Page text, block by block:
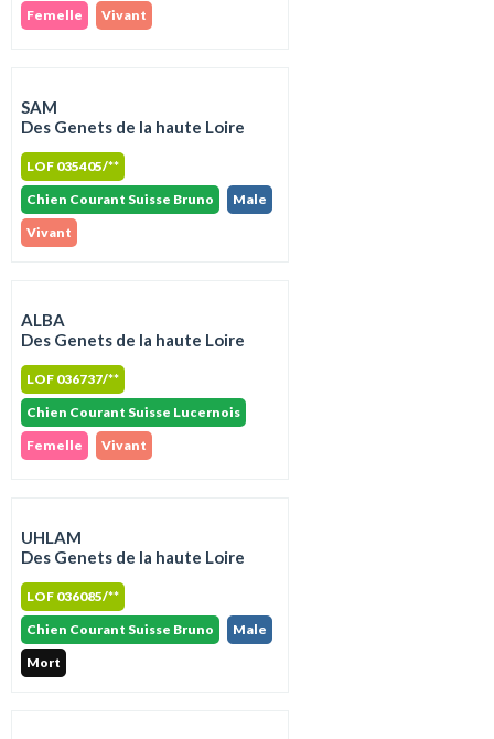
Femelle
Vivant
SAM
Des Genets de la haute Loire
LOF 035405/**
Chien Courant Suisse Bruno
Male
Vivant
ALBA
Des Genets de la haute Loire
LOF 036737/**
Chien Courant Suisse Lucernois
Femelle
Vivant
UHLAM
Des Genets de la haute Loire
LOF 036085/**
Chien Courant Suisse Bruno
Male
Mort